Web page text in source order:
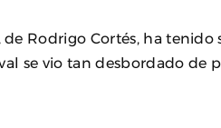
, de Rodrigo Cortés, ha
se vio tan desbordado